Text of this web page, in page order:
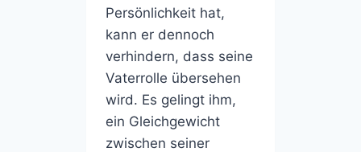
Persönlichkeit hat,
kann er dennoch
verhindern, dass seine
Vaterrolle übersehen
wird. Es gelingt ihm,
ein Gleichgewicht
zwischen seiner